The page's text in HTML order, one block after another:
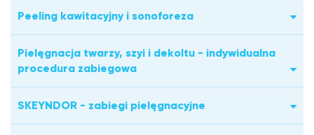
Peeling kawitacyjny i sonoforeza
Pielęgnacja twarzy, szyi i dekoltu - indywidualna
procedura zabiegowa
SKEYNDOR - zabiegi pielęgnacyjne